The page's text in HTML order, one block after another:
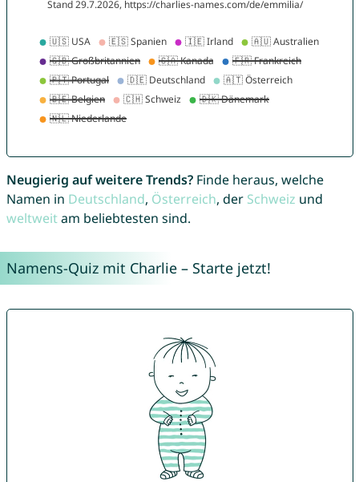
Neugierig auf weitere Trends?Finde heraus, welche
Namen in Deutschland, Österreich, der Schweiz und
weltweitam beliebtesten sind.
Namens-Quiz mit Charlie – Starte jetzt!